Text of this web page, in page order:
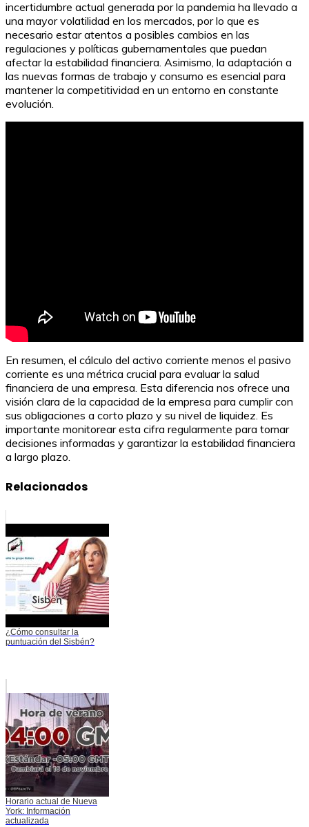
incertidumbre actual generada por la pandemia ha llevado a
una mayor volatilidad en los mercados, por lo que es
necesario estar atentos a posibles cambios en las
regulaciones y políticas gubernamentales que puedan
afectar la estabilidad financiera. Asimismo, la adaptación a
las nuevas formas de trabajo y consumo es esencial para
mantener la competitividad en un entorno en constante
evolución.
En resumen, el cálculo del activo corriente menos el pasivo
corriente es una métrica crucial para evaluar la salud
financiera de una empresa. Esta diferencia nos ofrece una
visión clara de la capacidad de la empresa para cumplir con
sus obligaciones a corto plazo y su nivel de liquidez. Es
importante monitorear esta cifra regularmente para tomar
decisiones informadas y garantizar la estabilidad financiera
a largo plazo.
Relacionados
¿Cómo consultar la
puntuación del Sisbén?
Horario actual de Nueva
York: Información
actualizada